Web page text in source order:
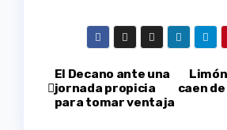
Navegación
de
caen
El Decano ante una
jornada propicia
para tomar ventaja